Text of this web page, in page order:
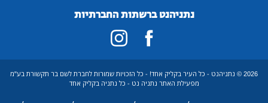
נתניהנט ברשתות החברתיות
2026 © נתניהנט - כל העיר בקליק אחד! - כל הזכויות שמורות לחברת לשם בר תקשורת בע"מ
מפעילת האתר נתניה נט - כל נתניה בקליק אחד